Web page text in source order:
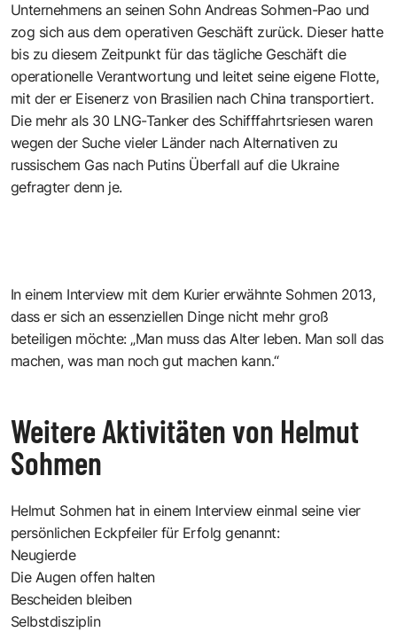
Unternehmens an seinen Sohn Andreas Sohmen-Pao und
zog sich aus dem operativen Geschäft zurück. Dieser hatte
bis zu diesem Zeitpunkt für das tägliche Geschäft die
operationelle Verantwortung und leitet seine eigene Flotte,
mit der er Eisenerz von Brasilien nach China transportiert.
Die mehr als 30 LNG-Tanker des Schifffahrtsriesen waren
wegen der Suche vieler Länder nach Alternativen zu
russischem Gas nach Putins Überfall auf die Ukraine
gefragter denn je.
In einem Interview mit dem Kurier erwähnte Sohmen 2013,
dass er sich an essenziellen Dinge nicht mehr groß
beteiligen möchte: „Man muss das Alter leben. Man soll das
machen, was man noch gut machen kann.“
Weitere Aktivitäten von Helmut
Sohmen
Helmut Sohmen hat in einem Interview einmal seine vier
persönlichen Eckpfeiler für Erfolg genannt:
Neugierde
Die Augen offen halten
Bescheiden bleiben
Selbstdisziplin